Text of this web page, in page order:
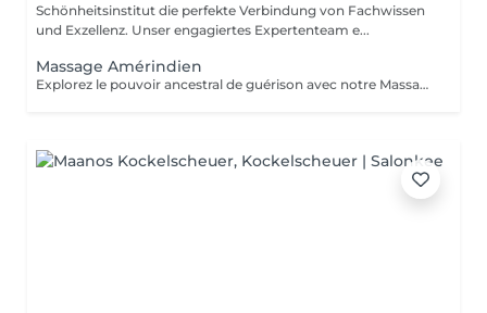
Schönheitsinstitut die perfekte Verbindung von Fachwissen
und Exzellenz. Unser engagiertes Expertenteam e...
Massage Amérindien
Explorez le pouvoir ancestral de guérison avec notre Massage Amérindien aux Pierres Chaudes. Plongez dans une expérience où la sagesse des traditions amérindiennes se marie à la chaleur bienfaisante des pierres. Les pierres chaudes, soigneusement positionnées le long de votre corps, libèrent une énergie apaisante qui soulage les tensions musculaires et stimule la circulation. Les mouvements rituels et les propriétés énergisantes des pierres créent une harmonie unique entre le physique et le spirituel. Laissez-vous emporter par la chaleur réconfortante et les bienfaits revitalisants de notre Massage Amérindien avec des pierres chaudes.